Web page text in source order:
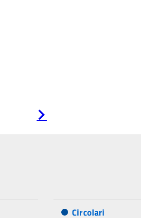
successiva
Circolari